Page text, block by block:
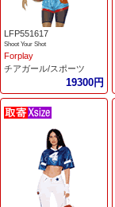
LFP551617
Shoot Your Shot
Forplay
チアガール/スポーツ
19300円